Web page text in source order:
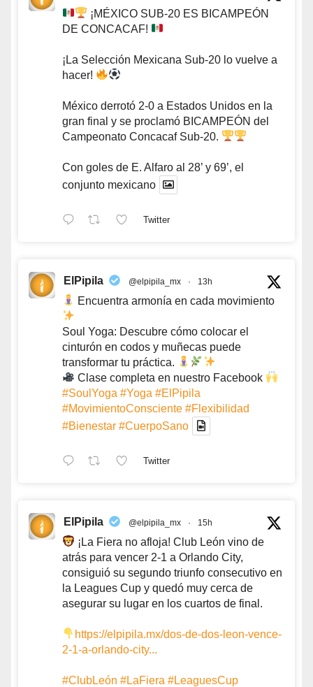
¡MÉXICO SUB-20 ES BICAMPEÓN
DE CONCACAF!
¡La Selección Mexicana Sub-20 lo vuelve a
hacer!
México derrotó 2-0 a Estados Unidos en la
gran final y se proclamó BICAMPEÓN del
Campeonato Concacaf Sub-20.
Con goles de E. Alfaro al 28’ y 69’, el
conjunto mexicano
Twitter
ElPipila @elpipila_mx · 13h
Encuentra armonía en cada movimiento
Soul Yoga: Descubre cómo colocar el
cinturón en codos y muñecas puede
transformar tu práctica.
Clase completa en nuestro Facebook
#SoulYoga #Yoga #ElPipila
#MovimientoConsciente #Flexibilidad
#Bienestar #CuerpoSano
Twitter
ElPipila @elpipila_mx · 15h
¡La Fiera no afloja! Club León vino de
atrás para vencer 2-1 a Orlando City,
consiguió su segundo triunfo consecutivo en
la Leagues Cup y quedó muy cerca de
asegurar su lugar en los cuartos de final.
https://elpipila.mx/dos-de-dos-leon-vence-
2-1-a-orlando-city...
#ClubLeón #LaFiera #LeaguesCup